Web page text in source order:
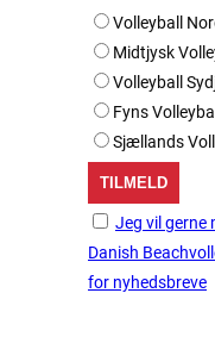
Volleyball
Midtjysk
Volleyball
Fyns
Sjællands
Jeg vil gerne
Danish
for nyhedsbreve